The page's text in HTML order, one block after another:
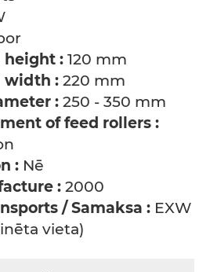
height : 120 mm
width : 220 mm
: 250 - 350 mm
of feed rollers :
: Nē
: 2000
/ Samaksa : EXW
vieta)